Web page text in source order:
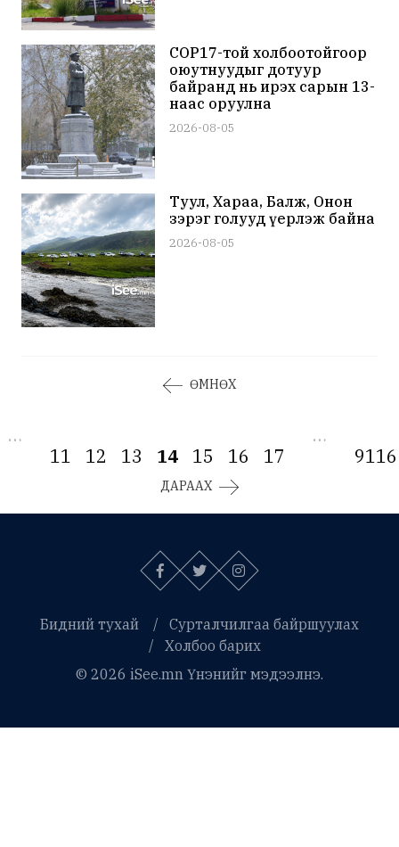
COP17-той холбоотойгоор
оюутнуудыг дотуур
байранд нь ирэх сарын 13-
наас оруулна
2026-08-05
Туул, Хараа, Балж, Онон
зэрэг голууд үерлэж байна
2026-08-05
ӨМНӨХ
…
11
12 13 14 15 16 17
…
9116
ДАРААХ
Бидний тухай
Сурталчилгаа байршуулах
Холбоо барих
© 2026 iSee.mn Үнэнийг мэдээлнэ.